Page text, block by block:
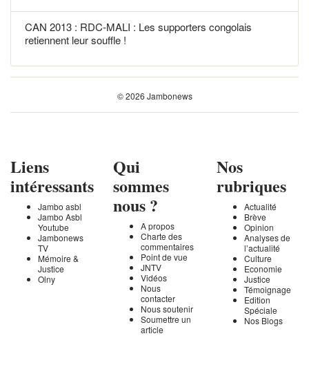
CAN 2013 : RDC-MALI : Les supporters congolais
retiennent leur souffle !
© 2026 Jambonews
Liens
intéressants
Jambo asbl
Jambo Asbl
Youtube
Jambonews
TV
Mémoire &
Justice
Olny
Qui
sommes
nous ?
A propos
Charte des
commentaires
Point de vue
JNTV
Vidéos
Nous
contacter
Nous soutenir
Soumettre un
article
Nos
rubriques
Actualité
Brève
Opinion
Analyses de
l’actualité
Culture
Economie
Justice
Témoignage
Edition
Spéciale
Nos Blogs